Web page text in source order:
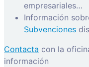
empresariales…
Información
Subvenciones
Contacta con la
información